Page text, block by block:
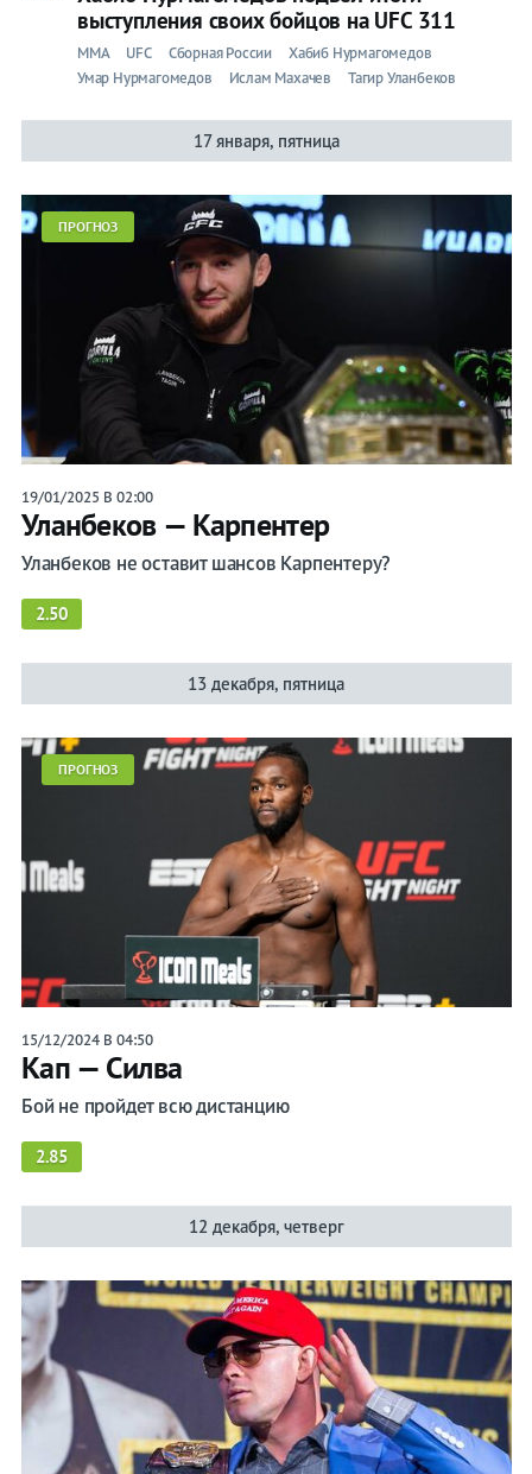
выступления своих бойцов на UFC 311
ММА UFC Сборная России
Хабиб Нурмагомедов
Умар Нурмагомедов
Ислам Махачев Тагир Уланбеков
17 января, пятница
ПРОГНОЗ
19/01/2025 В 02:00
Уланбеков — Карпентер
Уланбеков не оставит шансов Карпентеру?
2.50
13 декабря, пятница
ПРОГНОЗ
15/12/2024 В 04:50
Кап — Силва
Бой не пройдет всю дистанцию
2.85
12 декабря, четверг